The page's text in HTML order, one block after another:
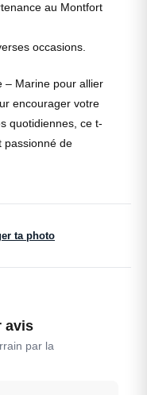
au Montfort
occasions.
– Marine pour allier
encourager votre
quotidiennes, ce t-
passionné de
ta photo
avis
par la